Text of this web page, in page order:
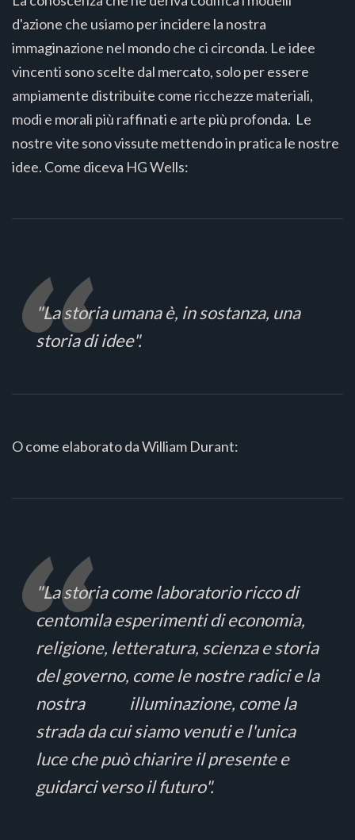
d'azione che usiamo per incidere la nostra
immaginazione nel mondo che ci circonda. Le idee
vincenti sono scelte dal mercato, solo per essere
ampiamente distribuite come ricchezze materiali,
modi e morali più raffinati e arte più profonda. Le
nostre vite sono vissute mettendo in pratica le nostre
idee. Come diceva HG Wells:
"La storia umana è, in sostanza, una
storia di idee".
O come elaborato da William Durant:
"La storia come laboratorio ricco di
centomila esperimenti di economia,
religione, letteratura, scienza e storia
del governo, come le nostre radici e la
nostra illuminazione, come la
strada da cui siamo venuti e l'unica
luce che può chiarire il presente e
guidarci verso il futuro".